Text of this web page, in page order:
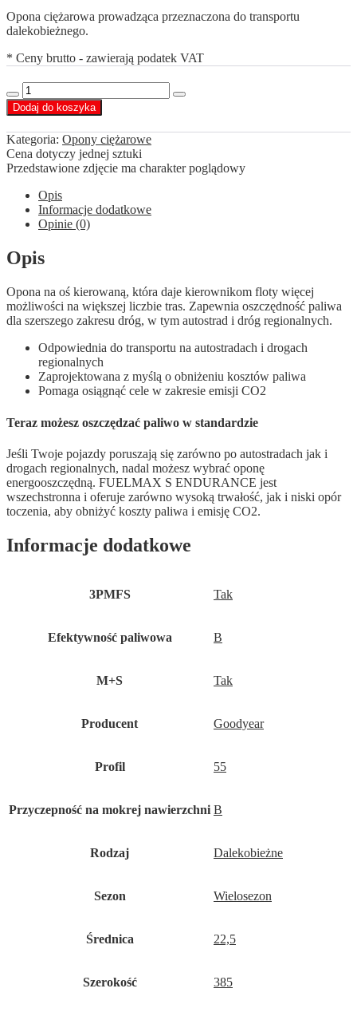
Opona ciężarowa prowadząca przeznaczona do transportu
dalekobieżnego.
* Ceny brutto - zawierają podatek VAT
Decrease
quantity
ilość
Goodyear
385/55R22.5
FUELMAX
S
END
160K158L
Increase
Dodaj do koszyka
Kategoria: Opony ciężarowe
Cena dotyczy jednej sztuki
Przedstawione zdjęcie ma charakter poglądowy
Opis
Informacje dodatkowe
Opinie (0)
Opis
Opona na oś kierowaną, która daje kierownikom floty więcej
możliwości na większej liczbie tras. Zapewnia oszczędność paliwa
dla szerszego zakresu dróg, w tym autostrad i dróg regionalnych.
Odpowiednia do transportu na autostradach i drogach
regionalnych
Zaprojektowana z myślą o obniżeniu kosztów paliwa
Pomaga osiągnąć cele w zakresie emisji CO2
Teraz możesz oszczędzać paliwo w standardzie
Jeśli Twoje pojazdy poruszają się zarówno po autostradach jak i
drogach regionalnych, nadal możesz wybrać oponę
energooszczędną. FUELMAX S ENDURANCE jest
wszechstronna i oferuje zarówno wysoką trwałość, jak i niski opór
toczenia, aby obniżyć koszty paliwa i emisję CO2.
Informacje dodatkowe
3PMFS Tak
Efektywność paliwowa B
M+S Tak
Producent Goodyear
Profil 55
Przyczepność na mokrej nawierzchni B
Rodzaj Dalekobieżne
Sezon Wielosezon
Średnica 22,5
Szerokość 385